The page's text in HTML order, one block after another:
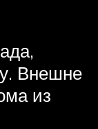
Внешне
из